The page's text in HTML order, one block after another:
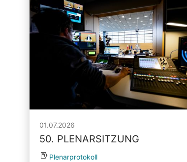
01.07.2026
50. PLENARSITZUNG
Plenarprotokoll